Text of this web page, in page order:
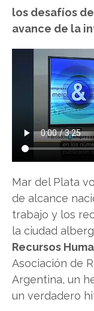
los desafíos
avance de la
Mar del Plata
de alcance
trabajo y los
la ciudad
Recursos
Asociación de
Argentina, un
un verdadero